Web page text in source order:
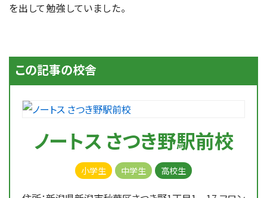
を出して勉強していました。
この記事の校舎
ノートス さつき野駅前校
小学生 中学生 高校生